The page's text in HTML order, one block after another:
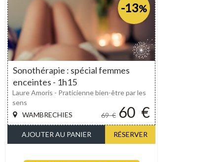
-13%
Sonothérapie : spécial femmes
enceintes - 1h15
69€ 60 €
WAMBRECHIES
Laure Amoris - Praticienne bien-être par les
sens
AJOUTER AU PANIER RÉSERVER